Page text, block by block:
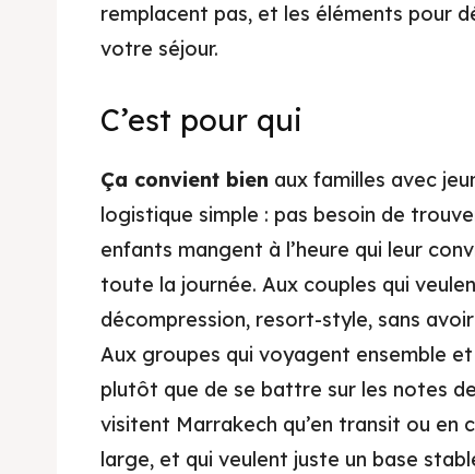
remplacent pas, et les éléments pour
votre séjour.
C’est pour qui
Ça convient bien aux familles avec
logistique simple : pas besoin de
enfants mangent à l’heure qui leur
toute la journée. Aux couples qui
décompression, resort-style, sans
Aux groupes qui voyagent ensemble
plutôt que de se battre sur les notes
visitent Marrakech qu’en transit ou en
large, et qui veulent juste un base